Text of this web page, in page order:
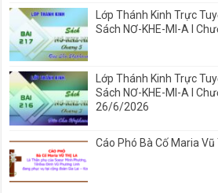
Lớp Thánh Kinh Trực
Sách NƠ-KHE-MI-A I
Lớp Thánh Kinh Trực
Sách NƠ-KHE-MI-A I
26/6/2026
Cáo Phó Bà Cố Maria Vũ